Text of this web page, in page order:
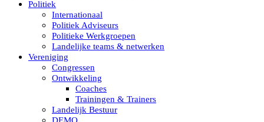
Politiek
Internationaal
Politiek Adviseurs
Politieke Werkgroepen
Landelijke teams & netwerken
Vereniging
Congressen
Ontwikkeling
Coaches
Trainingen & Trainers
Landelijk Bestuur